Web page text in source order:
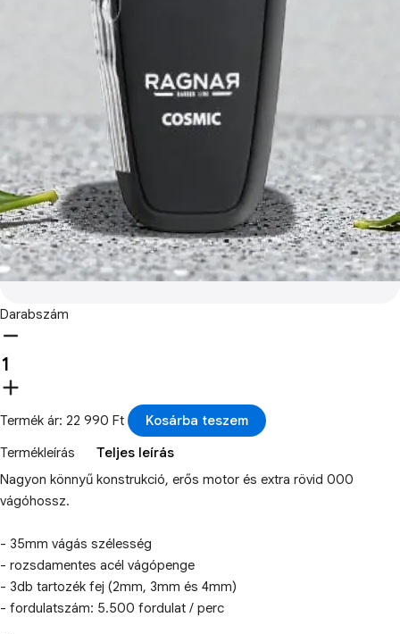
Darabszám
Termék ár: 22 990 Ft
Kosárba teszem
Termékleírás
Teljes leírás
Nagyon könnyű konstrukció, erős motor és extra rövid 000
vágóhossz.
- 35mm vágás szélesség
- rozsdamentes acél vágópenge
- 3db tartozék fej (2mm, 3mm és 4mm)
- fordulatszám: 5.500 fordulat / perc